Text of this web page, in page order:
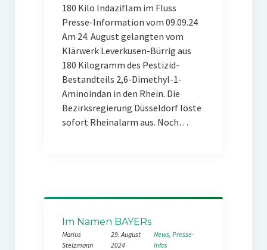
180 Kilo Indaziflam im Fluss
Presse-Information vom 09.09.24
Am 24. August gelangten vom
Klärwerk Leverkusen-Bürrig aus
180 Kilogramm des Pestizid-
Bestandteils 2,6-Dimethyl-1-
Aminoindan in den Rhein. Die
Bezirksregierung Düsseldorf löste
sofort Rheinalarm aus. Noch…
Im Namen BAYERs
Marius
Stelzmann
29. August
2024
News, Presse-
Infos